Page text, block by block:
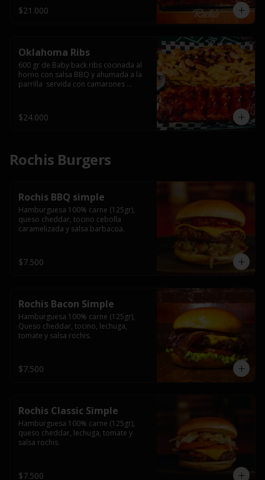
tocino ahumado laminado, papas
fritas  y un huevo frito.
$21.000
Oklahoma Ribs
600 gr de Baby back ribs cocinada al
horno con salsa BBQ y ahumada a la
parrilla  servida con camarones
$24.000
Rochis Burgers
Rochis BBQ simple
Hamburguesa 100% carne (125gr),
queso cheddar, tocino cebolla
caramelizada y salsa barbacoa.
$7.500
Rochis Bacon Simple
Hamburguesa 100% carne (125gr),
Queso cheddar, tocino, lechuga,
tomate y salsa rochis.
$7.500
Rochis Classic Simple
Hamburguesa 100% carne (125gr),
queso cheddar, lechuga, tomate y
salsa rochis.
$7.500